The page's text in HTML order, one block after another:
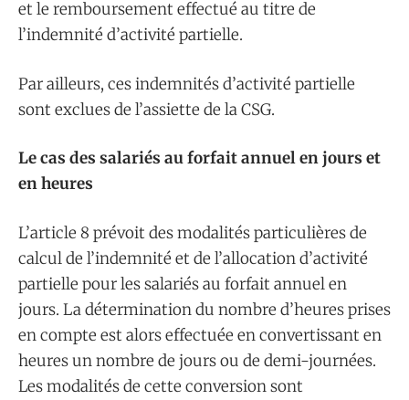
et le remboursement effectué au titre de
l’indemnité d’activité partielle.
Par ailleurs, ces indemnités d’activité partielle
sont exclues de l’assiette de la CSG.
Le cas des salariés au forfait annuel en jours et
en heures
L’article 8 prévoit des modalités particulières de
calcul de l’indemnité et de l’allocation d’activité
partielle pour les salariés au forfait annuel en
jours. La détermination du nombre d’heures prises
en compte est alors effectuée en convertissant en
heures un nombre de jours ou de demi-journées.
Les modalités de cette conversion sont